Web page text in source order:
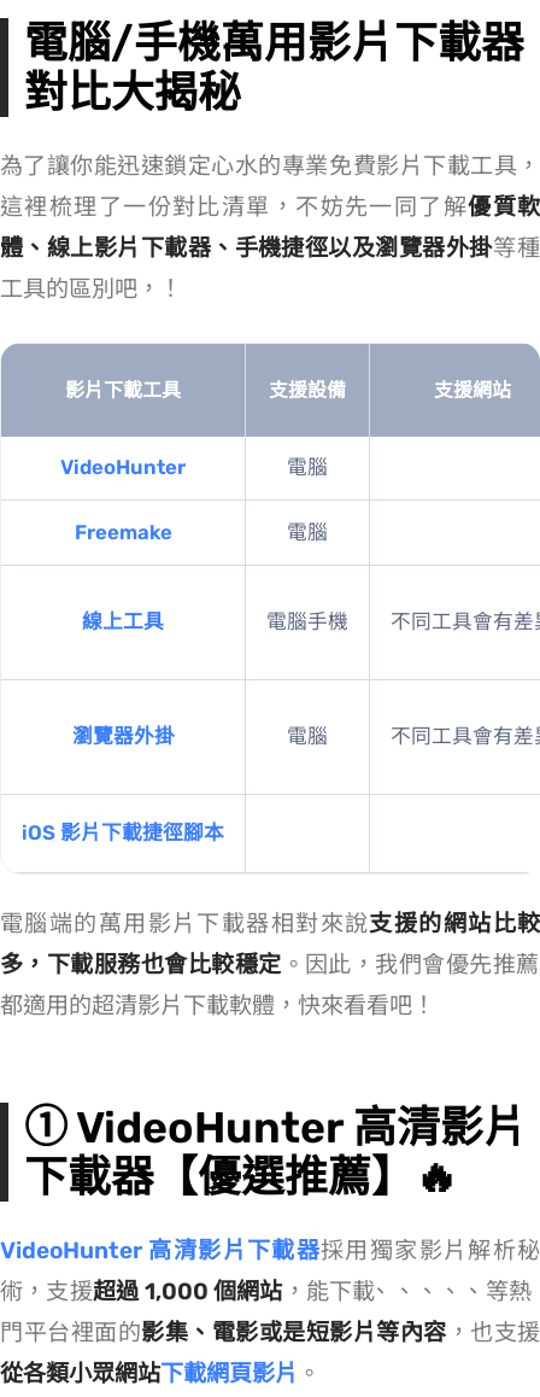
電腦/手機萬用影片下載器
對比大揭秘
為了讓你能迅速鎖定心水的專業/免費影片下載工具，
這裡梳理了一份對比清單，不妨先一同了解優質軟
體、線上影片下載器、手機捷徑以及瀏覽器外掛等 4 種
工具的區別吧，Let’s Go！
影片下載工具 支援設備 支援網站
VideoHunter 電腦
Freemake 電腦
線上工具 電腦/手機 不同工具會有差
瀏覽器外掛 電腦 不同工具會有差
iOS 影片下載捷徑腳本
電腦端的萬用影片下載器相對來說支援的網站比較
多，下載服務也會比較穩定。因此，我們會優先推薦 Windows/Mac
都適用的超清影片下載軟體，快來看看吧！
① VideoHunter 高清影片
下載器【優選推薦】🔥
VideoHunter 高清影片下載器採用獨家影片解析秘
術，支援超過 1,000 個網站，能下載 YouTube、 Netflix、Disney+、Facebook、Instagram、Threads 等熱
門平台裡面的影集、電影或是短影片等內容，也支援
從各類小眾網站下載網頁影片 。